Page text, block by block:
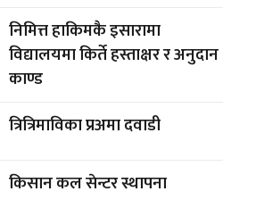
निमित्त हाकिमकै इसारामा
विद्यालयमा किर्ते हस्ताक्षर र अनुदान
काण्ड
त्रित्रिमाविका प्रअमा दवाडी
किसान कल सेन्टर स्थापना